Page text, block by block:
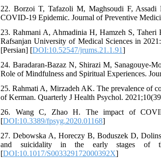
22. Borzoi T, Tafazoli M, Maghsoudi F, Assadi
COVID-19 Epidemic. Journal of Preventive
23. Rahmani A, Ahmadinia H, Hamzeh S,
Rafsanjan University of Medical Sciences in
[Persian] [DOI:10.52547/jrums.21.1.91]
24. Baradaran-Bazaz N, Shirazi M, Sanagouye-
Role of Mindfulness and Spiritual Experiences.
25. Rahmati A, Mirzadeh AK. The prevalence of
of Kerman. Quarterly J Health Psychol.
26. Wang C, Zhao H. The impact of
[DOI:10.3389/fpsyg.2020.01168]
27. Debowska A, Horeczy B, Boduszek D,
and suicidality in the early stages of the
[DOI:10.1017/S003329172000392X]